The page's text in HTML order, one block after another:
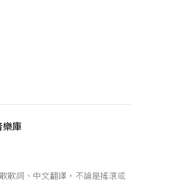
樂庫
歌詞、中文翻譯，不論是搖滾或